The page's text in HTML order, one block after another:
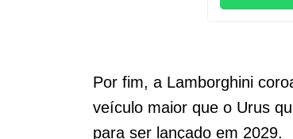
Por fim, a Lamborghini
veículo maior que o Urus
para ser lançado em 2029.